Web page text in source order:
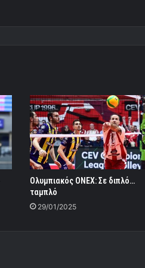
Ολυμπιακός ONEX: Σε διπλό…
ταμπλό
29/01/2025